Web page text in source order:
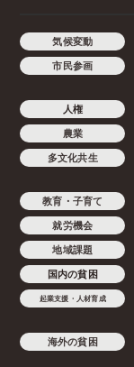
気候変動
市民参画
人権
農業
多文化共生
教育・子育て
就労機会
地域課題
国内の貧困
起業支援・人材育成
海外の貧困